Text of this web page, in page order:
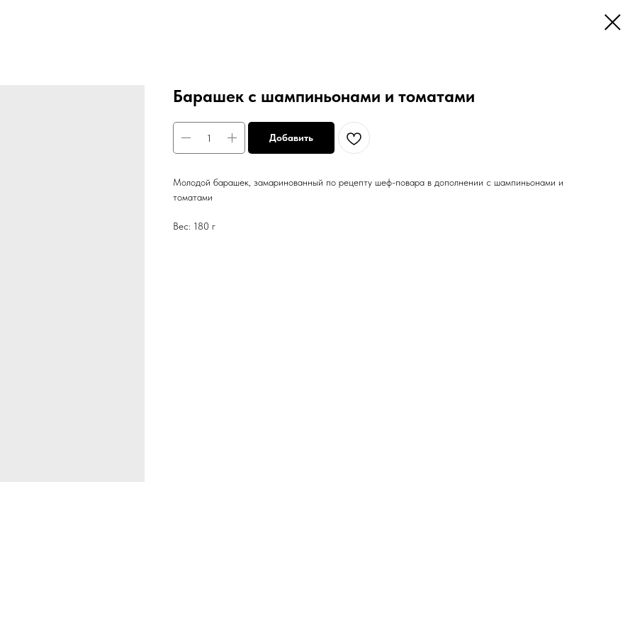
Барашек с шампиньонами и томатами
Добавить
Молодой барашек, замаринованный по рецепту шеф-повара в дополнении с шампиньонами и
томатами
Вес: 180 г